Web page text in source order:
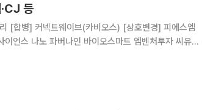
등
스 앤씨앤 전진바이오팜 폴